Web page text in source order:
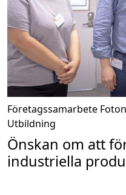
Företagssamarbete
Utbildning
Önskan om att
industriella